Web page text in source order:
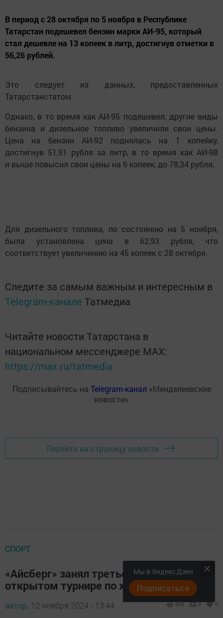
В период с 28 октября по 5 ноября в Республике
Татарстан подешевел бензин марки АИ-95, который
стал дешевле на 13 копеек в литр, достигнув отметки в
56,26 рублей.
Это следует из данных, предоставленных
Татарстанстатом.
Однако, в то время как АИ-95 подешевел, другие виды
бензина и дизельное топливо увеличили свои цены.
Цена на бензин АИ-92 поднялась на 1 копейку,
достигнув 51,91 рубля за литр, в то время как АИ-98
и выше повысил свои цены на 6 копеек, до 78,34 рубля.
Для дизельного топлива, по состоянию на 5 ноября,
была установлена цена в 62,93 рубля, что
соответствует увеличению на 45 копеек с 28 октября.
Следите за самым важным и интересным в
Telegram-канале Татмедиа
Читайте новости Татарстана в
национальном мессенджере MАХ:
https://max.ru/tatmedia
Подписывайтесь на Telegram-канал «Менделеевские
новости»
Перейти на страницу новости
СПОРТ
«Айсберг» занял третье место в
открытом турнире по хоккею
автор, 12 ноября 2024 - 13:44 908 0 0
Мы в Яндекс Дзен
Подписаться